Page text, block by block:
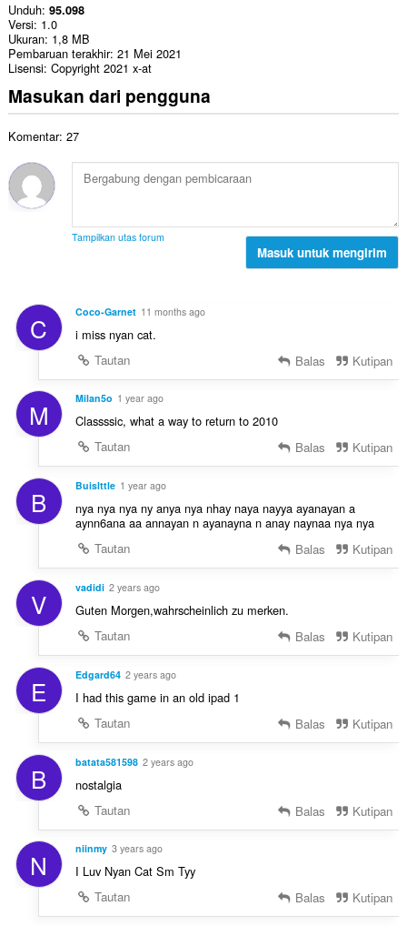
Unduh 95.098
Versi 1.0
Ukuran 1,8 MB
Pembaruan terakhir 21 Mei 2021
Lisensi Copyright 2021 x-at
Masukan dari pengguna
Komentar: 27
Tampilkan utas forum
Masuk untuk mengirim
C Coco-Garnet 11 months ago
i miss nyan cat.
Tautan
Balas Kutipan
M Milan5o 1 year ago
Classssic, what a way to return to 2010
Tautan
Balas Kutipan
B Buislttle 1 year ago
nya nya nya ny anya nya nhay naya nayya ayanayan a
aynn6ana aa annayan n ayanayna n anay naynaa nya nya
Tautan
Balas Kutipan
V vadidi 2 years ago
Guten Morgen,wahrscheinlich zu merken.
Tautan
Balas Kutipan
E Edgard64 2 years ago
I had this game in an old ipad 1
Tautan
Balas Kutipan
B batata581598 2 years ago
nostalgia
Tautan
Balas Kutipan
N niinmy 3 years ago
I Luv Nyan Cat Sm Tyy
Tautan
Balas Kutipan